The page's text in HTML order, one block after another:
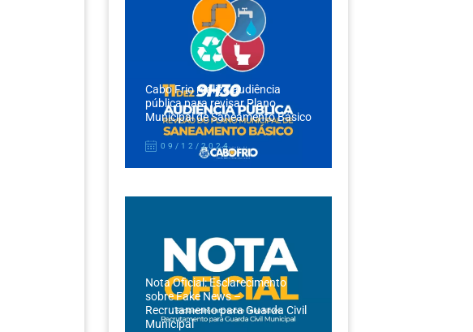
Cabo Frio realiza audiência
pública para revisar Plano
Municipal de Saneamento Básico
09/12/2024
Nota Oficial: Esclarecimento
sobre Fake News –
Recrutamento para Guarda Civil
Municipal